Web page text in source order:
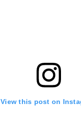
View this post on